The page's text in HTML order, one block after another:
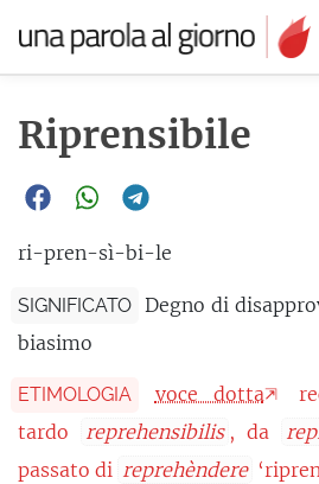
Riprensibile
ri-pren-sì-bi-le
SIGNIFICATO
Degno di
biasimo
ETIMOLOGIA voce dotta
tardo
reprehensibilis , da
passato di reprehèndere